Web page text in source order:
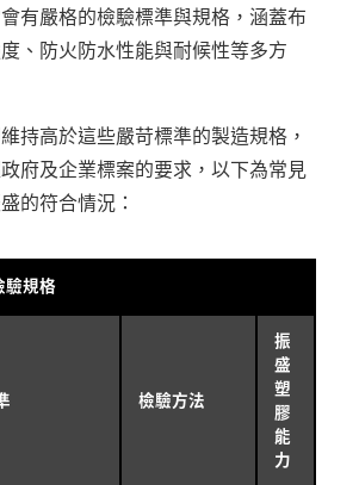
有嚴格的檢驗標準與規格，涵蓋布
、防火防水性能與耐候性等多方
持高於這些嚴苛標準的製造規格，
府及企業標案的要求，以下為常見
的符合情況：
驗規格
檢驗方法
振
盛
塑
膠
能
力